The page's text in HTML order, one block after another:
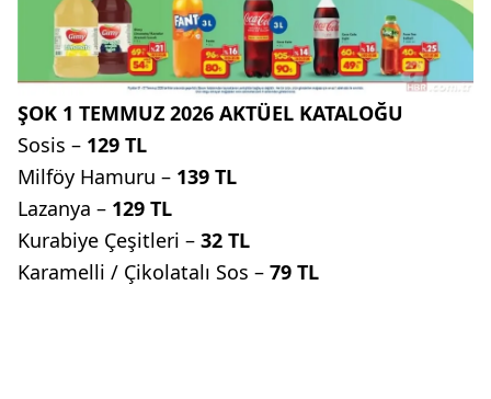
ŞOK 1 TEMMUZ 2026 AKTÜEL KATALOĞU
Sosis – 129 TL
Milföy Hamuru – 139 TL
Lazanya – 129 TL
Kurabiye Çeşitleri – 32 TL
Karamelli / Çikolatalı Sos – 79 TL